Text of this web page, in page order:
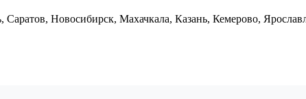
Новосибирск, Махачкала, Казань, Кемерово,